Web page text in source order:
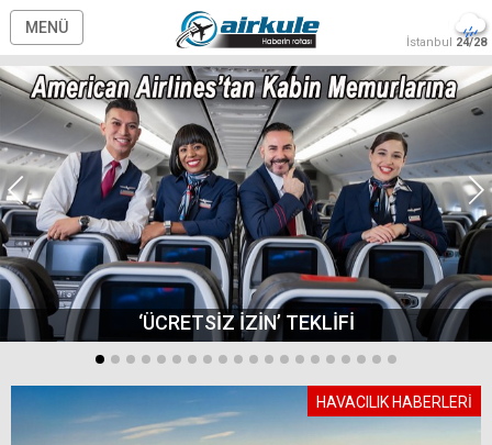
MENÜ
İstanbul 24/28
‘ÜCRETSİZ İZİN’ TEKLİFİ
HAVACILIK HABERLERİ